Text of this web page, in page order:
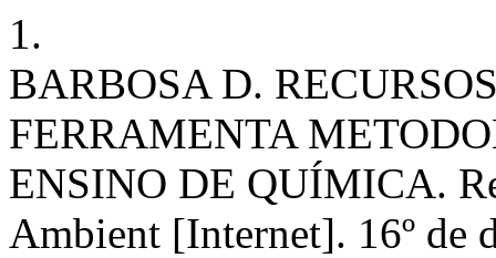
1.
BARBOSA D.
FERRAMENTA
ENSINO DE QUÍMICA.
Ambient [Internet]. 16º de